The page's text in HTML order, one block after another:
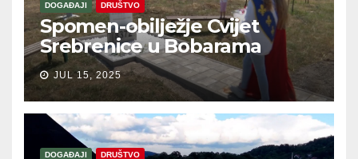
DOGAĐAJI DRUŠTVO
Spomen-obilježje Cvijet
Srebrenice u Bobarama
JUL 15, 2025
DOGAĐAJI DRUŠTVO